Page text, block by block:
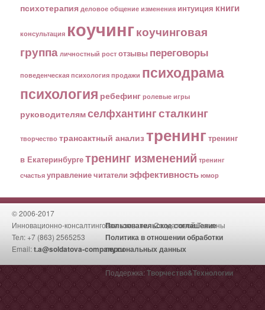
психотерапия деловое общение изменения интуиция книги
консультация коучингкоучинговая
группа личностный рост отзывы переговоры
поведенческая психология продажи психодрама
психология ребефинг ролевые игры
руководителямселфхантингсталкинг
творчество трансактный анализтренинг тренинг
в Екатеринбургетренинг изменений тренинг
счастья управлениечитатели эффективность юмор
© 2006-2017
Инновационно-консалтинговая компания Солдатовой Татьяны
Тел: +7 (863) 2565253
Email:t.a@soldatova-company.ru
Пользовательское соглашение
Политика в отношении обработки
персональных данных
Поддержка:Творчество&Технологии